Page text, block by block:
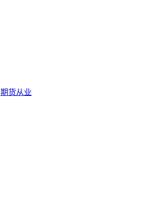
期货从业